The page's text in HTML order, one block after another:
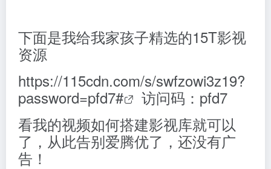
下面是我给我家孩子精选的15T影视
资源
https://115cdn.com/s/swfzowi3z19?
password=pfd7#
访问码：pfd7
看我的视频如何搭建影视库就可以
了，从此告别爱腾优了，还没有广
告！